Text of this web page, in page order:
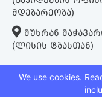
ᲛᲓᲔᲑᲐᲠᲔᲝᲑᲐ)
ᲛᲣᲮᲠᲐᲜ
(ᲚᲘᲡᲘᲡ ᲢᲑᲐᲡᲗᲐᲜ)
+995 593 75 50
We use cookies.